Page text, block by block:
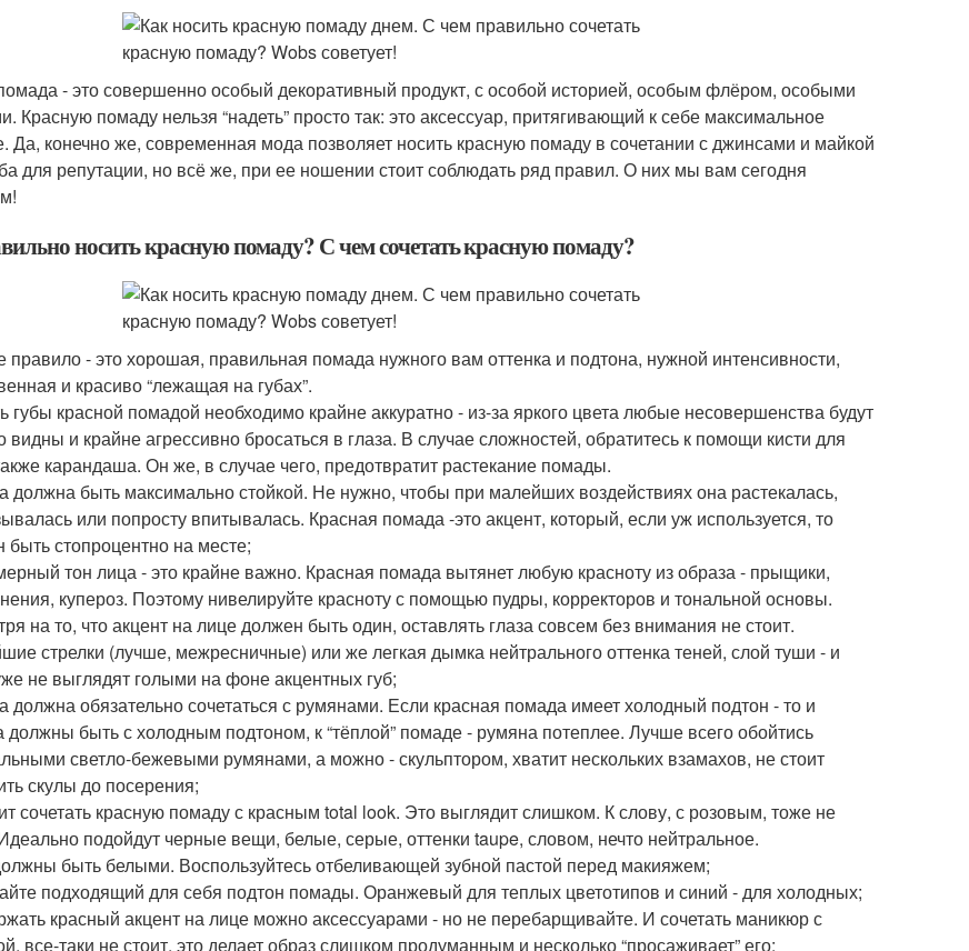
- это совершенно особый декоративный продукт, с особой историей, особым флёром, особыми
Красную помаду нельзя “надеть” просто так: это аксессуар, притягивающий к себе максимальное
Да, конечно же, современная мода позволяет носить красную помаду в сочетании с джинсами и майкой
для репутации, но всё же, при ее ношении стоит соблюдать ряд правил. О них мы вам сегодня
носить красную помаду? С чем сочетать красную помаду?
правило - это хорошая, правильная помада нужного вам оттенка и подтона, нужной интенсивности,
и красиво “лежащая на губах”.
губы красной помадой необходимо крайне аккуратно - из-за яркого цвета любые несовершенства будут
видны и крайне агрессивно бросаться в глаза. В случае сложностей, обратитесь к помощи кисти для
карандаша. Он же, в случае чего, предотвратит растекание помады.
должна быть максимально стойкой. Не нужно, чтобы при малейших воздействиях она растекалась,
или попросту впитывалась. Красная помада -это акцент, который, если уж используется, то
быть стопроцентно на месте;
тон лица - это крайне важно. Красная помада вытянет любую красноту из образа - прыщики,
купероз. Поэтому нивелируйте красноту с помощью пудры, корректоров и тональной основы.
на то, что акцент на лице должен быть один, оставлять глаза совсем без внимания не стоит.
стрелки (лучше, межресничные) или же легкая дымка нейтрального оттенка теней, слой туши - и
не выглядят голыми на фоне акцентных губ;
должна обязательно сочетаться с румянами. Если красная помада имеет холодный подтон - то и
должны быть с холодным подтоном, к “тёплой” помаде - румяна потеплее. Лучше всего обойтись
светло-бежевыми румянами, а можно - скульптором, хватит нескольких взамахов, не стоит
скулы до посерения;
сочетать красную помаду с красным total look. Это выглядит слишком. К слову, с розовым, тоже не
подойдут черные вещи, белые, серые, оттенки taupe, словом, нечто нейтральное.
быть белыми. Воспользуйтесь отбеливающей зубной пастой перед макияжем;
подходящий для себя подтон помады. Оранжевый для теплых цветотипов и синий - для холодных;
красный акцент на лице можно аксессуарами - но не перебарщивайте. И сочетать маникюр с
все-таки не стоит, это делает образ слишком продуманным и несколько “просаживает” его;